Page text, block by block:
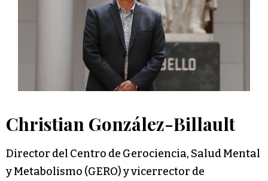
Christian González-Billault
Director del Centro de Gerociencia, Salud Mental
y Metabolismo (GERO) y vicerrector de